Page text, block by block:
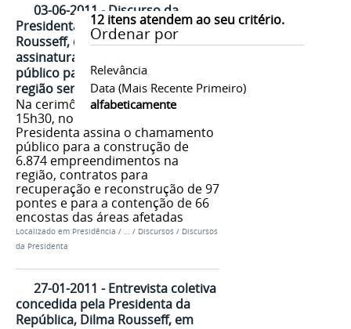
12itens atendem ao seu critério.
Ordenar por
Relevância
Data (mais Recente Primeiro)
alfabeticamente
03-06-2011 - Discurso da
Presidenta da República, Dilma
Rousseff, durante cerimônia de
assinatura do chamamento
público para reconstrução da
região serrana do Rio de Janeiro
Na cerimônia, que acontece às
15h30, no Palácio Guanabara, a
Presidenta assina o chamamento
público para a construção de
6.874 empreendimentos na
região, contratos para
recuperação e reconstrução de 97
pontes e para a contenção de 66
encostas das áreas afetadas
Localizado em Presidência / … / Discursos / Discursos
da Presidenta
27-01-2011 - Entrevista coletiva
concedida pela Presidenta da
República, Dilma Rousseff, em